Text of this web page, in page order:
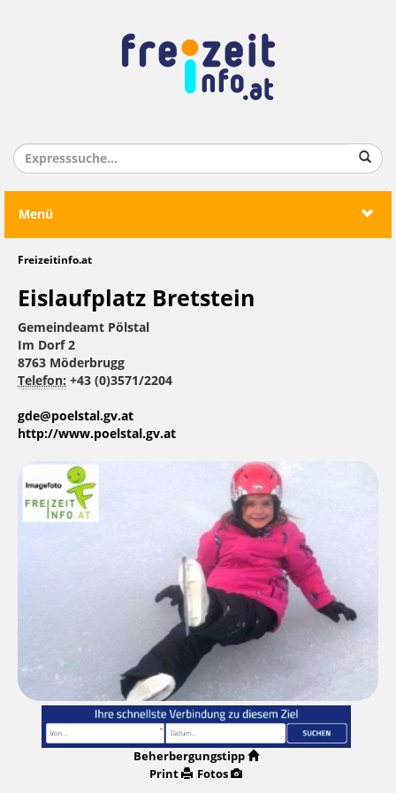
Menü
Freizeitinfo.at
Eislaufplatz Bretstein
Gemeindeamt Pölstal
Im Dorf 2
8763 Möderbrugg
Telefon: +43 (0)3571/2204
gde@poelstal.gv.at
http://www.poelstal.gv.at
Beherbergungstipp
Print
Fotos